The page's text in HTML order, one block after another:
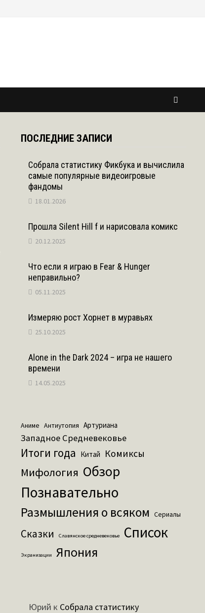
ПОСЛЕДНИЕ ЗАПИСИ
Собрала статистику Фикбука и вычислила
самые популярные видеоигровые
фандомы
18.01.2026
Прошла Silent Hill f и нарисовала комикс
20.12.2025
Что если я играю в Fear & Hunger
неправильно?
05.11.2025
Измеряю рост Хорнет в муравьях
25.10.2025
Alone in the Dark 2024 – игра не нашего
времени
14.05.2025
Аниме Антиутопия Артуриана
Западное Средневековье
Итоги года Китай Комиксы
Мифология Обзор
Познавательно
Размышления о всяком Сериалы
Сказки Славянское средневековье Список
Экранизации Япония
Юрий к Собрала статистику